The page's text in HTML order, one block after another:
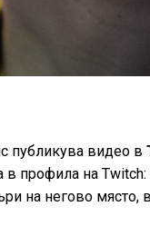
публикува видео в
профила на
на негово място,